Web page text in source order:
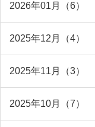
2026年01月（6）
2025年12月（4）
2025年11月（3）
2025年10月（7）